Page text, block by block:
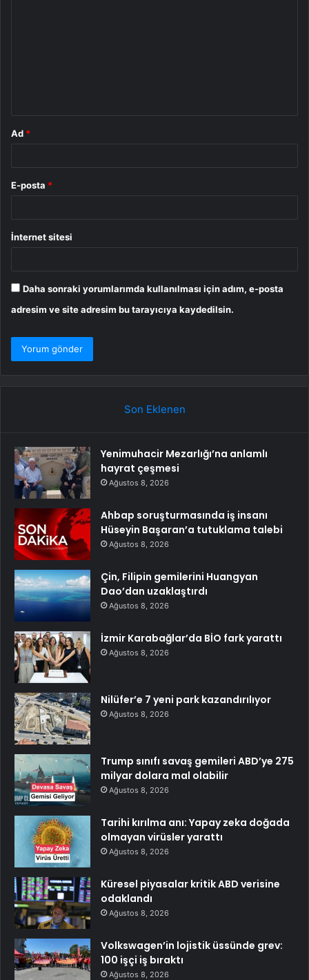
Ad *
E-posta *
İnternet sitesi
Daha sonraki yorumlarımda kullanılması için adım, e-posta
adresim ve site adresim bu tarayıcıya kaydedilsin.
Son Eklenen
Yenimuhacir Mezarlığı’na anlamlı
hayrat çeşmesi
Ağustos 8, 2026
Ahbap soruşturmasında iş insanı
Hüseyin Başaran’a tutuklama talebi
Ağustos 8, 2026
Çin, Filipin gemilerini Huangyan
Dao’dan uzaklaştırdı
Ağustos 8, 2026
İzmir Karabağlar’da BİO fark yarattı
Ağustos 8, 2026
Nilüfer’e 7 yeni park kazandırılıyor
Ağustos 8, 2026
Trump sınıfı savaş gemileri ABD’ye 275
milyar dolara mal olabilir
Ağustos 8, 2026
Tarihi kırılma anı: Yapay zeka doğada
olmayan virüsler yarattı
Ağustos 8, 2026
Küresel piyasalar kritik ABD verisine
odaklandı
Ağustos 8, 2026
Volkswagen’in lojistik üssünde grev:
100 işçi iş bıraktı
Ağustos 8, 2026